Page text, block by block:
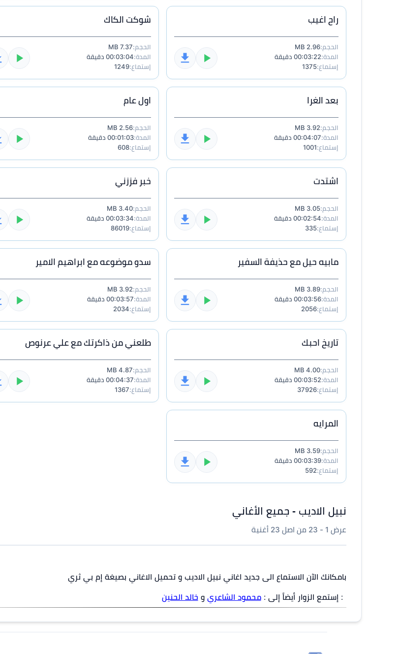
راح اغيب
الحجم:2.96 MB
المدة:00:03:22 دقيقة
إستماع:1375
شوكت الكاك
الحجم:7.37 MB
المدة:00:03:04 دقيقة
إستماع:1249
بعد الغرا
الحجم:3.92 MB
المدة:00:04:07 دقيقة
إستماع:1001
اول عام
الحجم:2.56 MB
المدة:00:01:03 دقيقة
إستماع:608
اشتدت
الحجم:3.05 MB
المدة:00:02:54 دقيقة
إستماع:335
خبر فززني
الحجم:3.40 MB
المدة:00:03:34 دقيقة
إستماع:86019
مابيه حيل مع حذيفة السفير
الحجم:3.89 MB
المدة:00:03:56 دقيقة
إستماع:2056
سدو موضوعه مع ابراهيم الامير
الحجم:3.92 MB
المدة:00:03:57 دقيقة
إستماع:2034
تاريخ احبك
الحجم:4.00 MB
المدة:00:03:52 دقيقة
إستماع:37926
طلعني من ذاكرتك مع علي عرنوص
الحجم:4.87 MB
المدة:00:04:37 دقيقة
إستماع:1367
المرايه
الحجم:3.59 MB
المدة:00:03:39 دقيقة
إستماع:592
نبيل الاديب - جميع الأغاني
عرض 1 - 23 من اصل 23 أغنية
بامكانك الآن الاستماع الى جديد اغاني نبيل الاديب و تحميل الاغاني بصيغة إم بي ثري
: إستمع الزوار أيضاً إلى :محمود الشاعري و خالد الحنين